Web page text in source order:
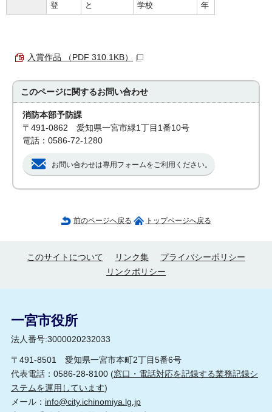
登
と
学校
年
入賞作品 （PDF 310.1KB）
このページに関するお問い合わせ
消防本部予防課
〒491-0862 愛知県一宮市緑1丁目1番10号
電話：0586-72-1280
お問い合わせは専用フォームをご利用ください。
前のページへ戻る トップページへ戻る
このサイトについて リンク集
プライバシーポリシー
リンクポリシー
一宮市役所
法人番号:3000020232033
〒491-8501 愛知県一宮市本町2丁目5番6号
代表電話：0586-28-8100 (窓口・電話対応を記録する業務記録シ
ステムを運用しています)
メール： info@city.ichinomiya.lg.jp